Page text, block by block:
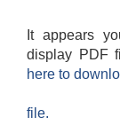
It appears
display PDF
here to
file.